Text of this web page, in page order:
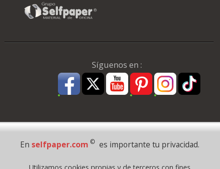
Síguenos en :
Pago Seguro
En selfpaper.com © es importante tu privacidad.
Utilizamos cookies propias y de terceros con fines